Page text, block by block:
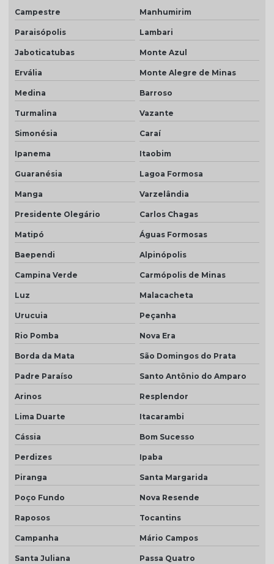
Campestre Manhumirim
Paraisópolis Lambari
Jaboticatubas Monte Azul
Ervália Monte Alegre de Minas
Medina Barroso
Turmalina Vazante
Simonésia Caraí
Ipanema Itaobim
Guaranésia Lagoa Formosa
Manga Varzelândia
Presidente Olegário Carlos Chagas
Matipó Águas Formosas
Baependi Alpinópolis
Campina Verde Carmópolis de Minas
Luz Malacacheta
Urucuia Peçanha
Rio Pomba Nova Era
Borda da Mata São Domingos do Prata
Padre Paraíso Santo Antônio do Amparo
Arinos Resplendor
Lima Duarte Itacarambi
Cássia Bom Sucesso
Perdizes Ipaba
Piranga Santa Margarida
Poço Fundo Nova Resende
Raposos Tocantins
Campanha Mário Campos
Santa Juliana Passa Quatro